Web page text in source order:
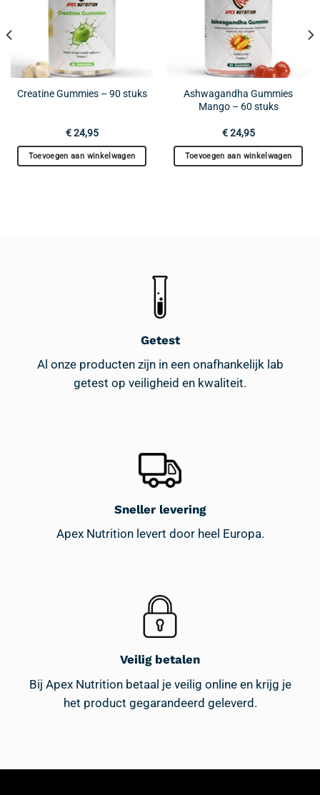
Creatine Gummies – 90 stuks
€24,95
Toevoegen aan winkelwagen
Ashwagandha Gummies
Mango – 60 stuks
€24,95
Toevoegen aan winkelwagen
Getest
Al onze producten zijn in een onafhankelijk lab
getest op veiligheid en kwaliteit.
Sneller levering
Apex Nutrition levert door heel Europa.
Veilig betalen
Bij Apex Nutrition betaal je veilig online en krijg je
het product gegarandeerd geleverd.